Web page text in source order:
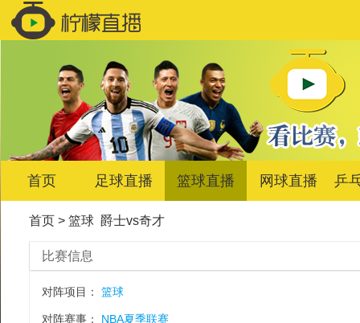
首页 足球直播 篮球直播 网球直播 乒
首页> 篮球 爵士vs奇才
比赛信息
对阵项目： 篮球
对阵赛事： NBA夏季联赛